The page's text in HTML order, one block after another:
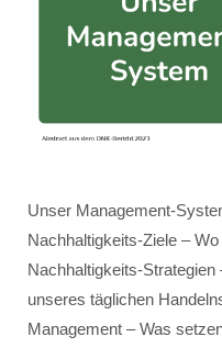
Unser Management-
Nachhaltigkeits-Ziele –
Nachhaltigkeits-
unseres täglichen
Management – Was